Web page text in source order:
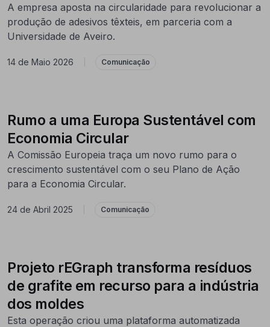
A empresa aposta na circularidade para revolucionar a
produção de adesivos têxteis, em parceria com a
Universidade de Aveiro.
14 de Maio 2026 Comunicação
Rumo a uma Europa Sustentável com
Economia Circular
A Comissão Europeia traça um novo rumo para o
crescimento sustentável com o seu Plano de Ação
para a Economia Circular.
24 de Abril 2025 Comunicação
Projeto rEGraph transforma resíduos
de grafite em recurso para a indústria
dos moldes
Esta operação criou uma plataforma automatizada